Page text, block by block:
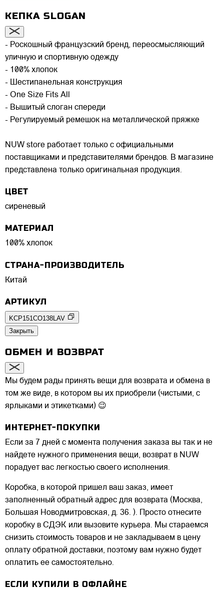
КЕПКА SLOGAN
- Роскошный французский бренд, переосмысляющий
уличную и спортивную одежду
- 100% хлопок
- Шестипанельная конструкция
- One Size Fits All
- Вышитый слоган спереди
- Регулируемый ремешок на металлической пряжке
NUW store работает только с официальными
поставщиками и представителями брендов. В магазине
представлена только оригинальная продукция.
ЦВЕТ
сиреневый
МАТЕРИАЛ
100% хлопок
СТРАНА-ПРОИЗВОДИТЕЛЬ
Китай
АРТИКУЛ
KCP151CO138LAV
Закрыть
ОБМЕН И ВОЗВРАТ
Мы будем рады принять вещи для возврата и обмена в
том же виде, в котором вы их приобрели (чистыми, с
ярлыками и этикетками) 😉
ИНТЕРНЕТ-ПОКУПКИ
Если за 7 дней с момента получения заказа вы так и не
найдете нужного применения вещи, возврат в NUW
порадует вас легкостью своего исполнения.
Коробка, в которой пришел ваш заказ, имеет
заполненный обратный адрес для возврата (Москва,
Большая Новодмитровская, д. 36. ). Просто отнесите
коробку в СДЭК или вызовите курьера. Мы стараемся
снизить стоимость товаров и не закладываем в цену
оплату обратной доставки, поэтому вам нужно будет
оплатить ее самостоятельно.
ЕСЛИ КУПИЛИ В ОФЛАЙНЕ